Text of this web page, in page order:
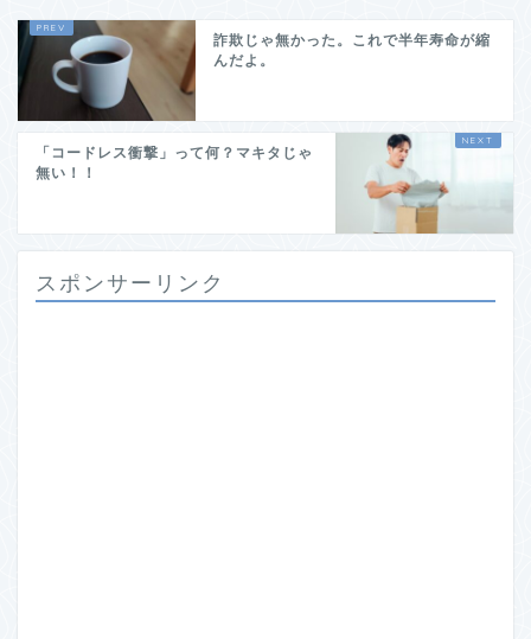
詐欺じゃ無かった。これで半年寿命が縮
んだよ。
「コードレス衝撃」って何？マキタじゃ
無い！！
スポンサーリンク